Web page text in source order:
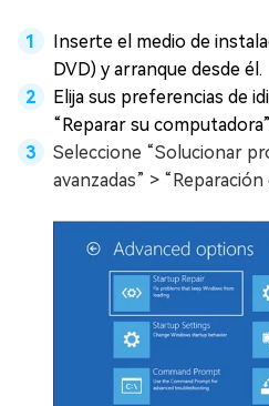
Inserte el medio de
DVD) y arranque desde él.
Elija sus preferencias de
“Reparar su
Seleccione “Solucionar
avanzadas” > “Reparación